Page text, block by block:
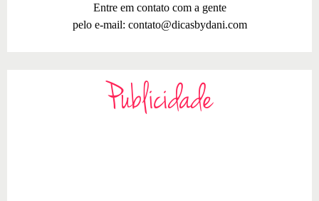
Entre em contato com a gente
pelo e-mail: contato@dicasbydani.com
Publicidade